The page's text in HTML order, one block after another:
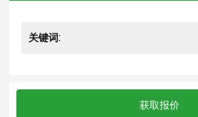
关键词:
获取报价